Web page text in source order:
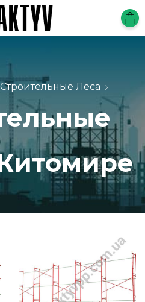
Строительные Леса